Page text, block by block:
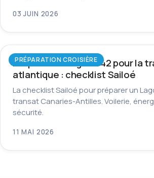
03 JUIN 2026
PRÉPARATION CROISIÈRE
Préparer un Lagoon 42 pour la
atlantique : checklist Sailoé
La checklist Sailoé pour préparer un
transat Canaries-Antilles. Voilerie,
sécurité.
11 MAI 2026